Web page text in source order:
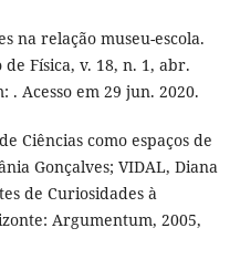
na relação museu-escola.
Física, v. 18, n. 1, abr.
. Acesso em 29 jun. 2020.
Ciências como espaços de
Gonçalves; VIDAL, Diana
de Curiosidades à
Argumentum, 2005,